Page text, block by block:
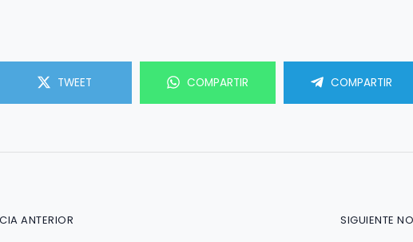
TWEET COMPARTIR COMPARTIR
ANTERIOR SIGUIENTE